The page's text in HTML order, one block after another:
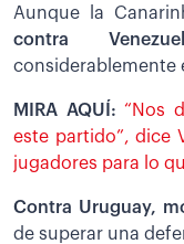
Aunque la
contra
considerablemente
MIRA AQUÍ:“Nos
este partido”, dice
jugadores para lo
Contra Uruguay,
de superar una